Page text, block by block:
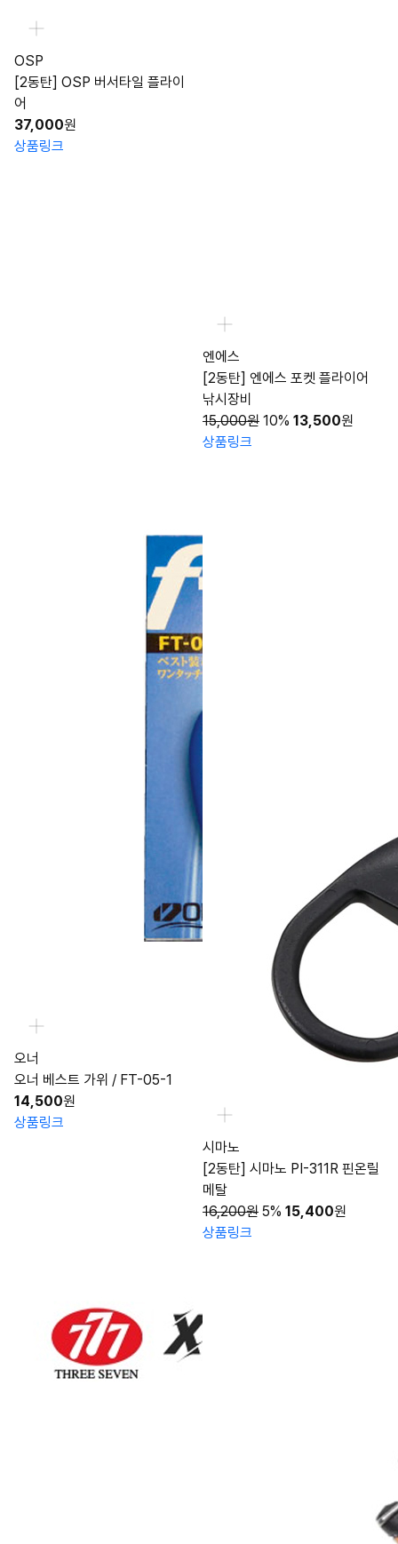
OSP
[2동탄] OSP 버서타일 플라이
어
37,000원
상품링크
엔에스
[2동탄] 엔에스 포켓 플라이어
낚시장비
15,000원 10% 13,500원
상품링크
오너
오너 베스트 가위 / FT-05-1
14,500원
상품링크
시마노
[2동탄] 시마노 PI-311R 핀온릴
메탈
16,200원 5% 15,400원
상품링크